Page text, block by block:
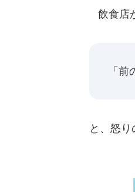
飲食店
「
と、怒